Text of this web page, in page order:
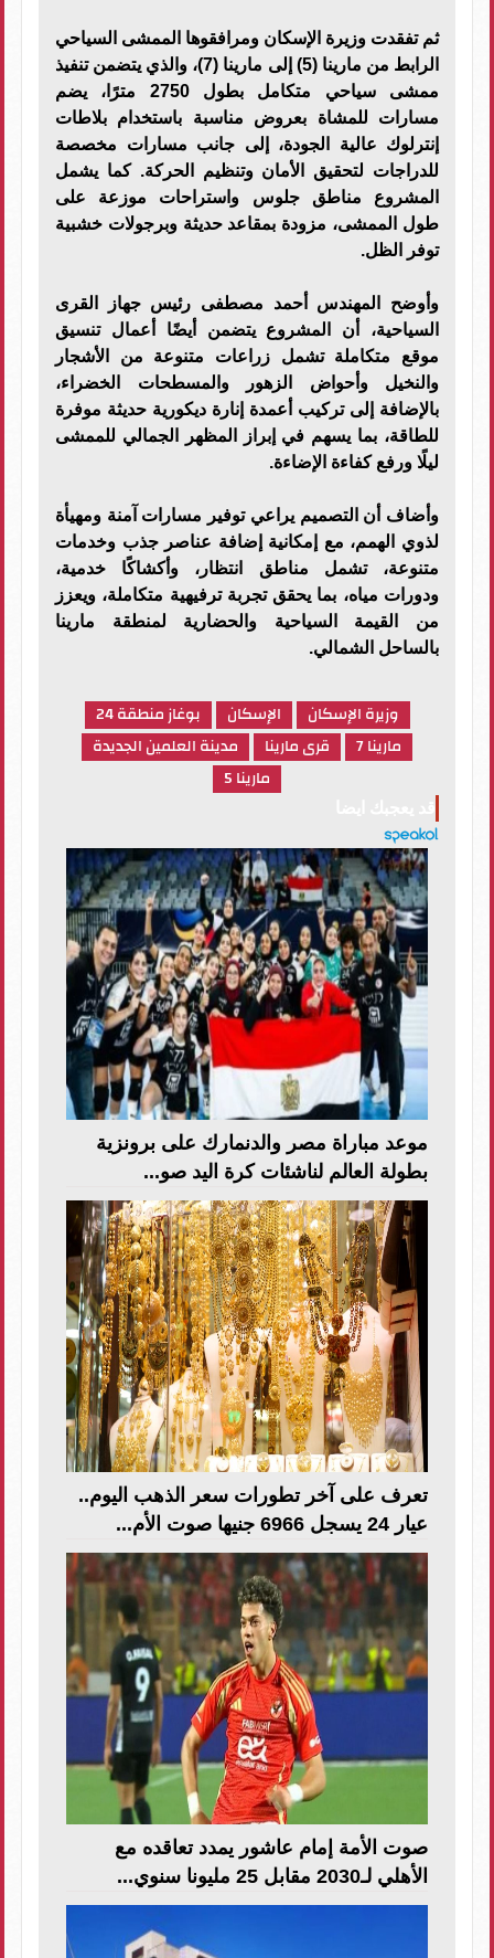
ثم تفقدت وزيرة الإسكان ومرافقوها الممشى السياحي
الرابط من مارينا (5) إلى مارينا (7)، والذي يتضمن تنفيذ
ممشى سياحي متكامل بطول 2750 مترًا، يضم
مسارات للمشاة بعروض مناسبة باستخدام بلاطات
إنترلوك عالية الجودة، إلى جانب مسارات مخصصة
للدراجات لتحقيق الأمان وتنظيم الحركة. كما يشمل
المشروع مناطق جلوس واستراحات موزعة على
طول الممشى، مزودة بمقاعد حديثة وبرجولات خشبية
توفر الظل.
وأوضح المهندس أحمد مصطفى رئيس جهاز القرى
السياحية، أن المشروع يتضمن أيضًا أعمال تنسيق
موقع متكاملة تشمل زراعات متنوعة من الأشجار
والنخيل وأحواض الزهور والمسطحات الخضراء،
بالإضافة إلى تركيب أعمدة إنارة ديكورية حديثة موفرة
للطاقة، بما يسهم في إبراز المظهر الجمالي للممشى
ليلًا ورفع كفاءة الإضاءة.
وأضاف أن التصميم يراعي توفير مسارات آمنة ومهيأة
لذوي الهمم، مع إمكانية إضافة عناصر جذب وخدمات
متنوعة، تشمل مناطق انتظار، وأكشاكًا خدمية،
ودورات مياه، بما يحقق تجربة ترفيهية متكاملة، ويعزز
من القيمة السياحية والحضارية لمنطقة مارينا
بالساحل الشمالي.
وزيرة الإسكان الإسكان
بوغاز منطقة 24
مارينا 7
قرى مارينا
مدينة العلمين الجديدة
مارينا 5
موعد مباراة مصر والدنمارك على برونزية
بطولة العالم لناشئات كرة اليد صو...
تعرف على آخر تطورات سعر الذهب اليوم..
عيار 24 يسجل 6966 جنيها صوت الأم...
صوت الأمة إمام عاشور يمدد تعاقده مع
الأهلي لـ2030 مقابل 25 مليونا سنوي...